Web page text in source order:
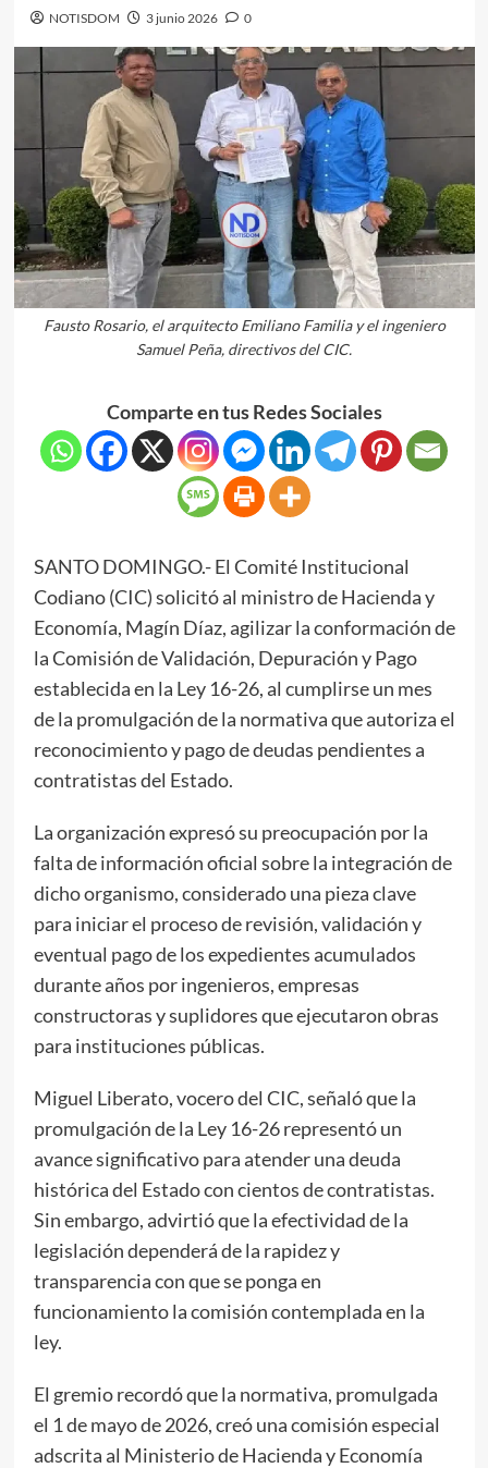
NOTISDOM 3 junio 2026 0
Fausto Rosario, el arquitecto Emiliano Familia y el ingeniero
Samuel Peña, directivos del CIC.
Comparte en tus Redes Sociales
SANTO DOMINGO.- El Comité Institucional
Codiano (CIC) solicitó al ministro de Hacienda y
Economía, Magín Díaz, agilizar la conformación de
la Comisión de Validación, Depuración y Pago
establecida en la Ley 16-26, al cumplirse un mes
de la promulgación de la normativa que autoriza el
reconocimiento y pago de deudas pendientes a
contratistas del Estado.
La organización expresó su preocupación por la
falta de información oficial sobre la integración de
dicho organismo, considerado una pieza clave
para iniciar el proceso de revisión, validación y
eventual pago de los expedientes acumulados
durante años por ingenieros, empresas
constructoras y suplidores que ejecutaron obras
para instituciones públicas.
Miguel Liberato, vocero del CIC, señaló que la
promulgación de la Ley 16-26 representó un
avance significativo para atender una deuda
histórica del Estado con cientos de contratistas.
Sin embargo, advirtió que la efectividad de la
legislación dependerá de la rapidez y
transparencia con que se ponga en
funcionamiento la comisión contemplada en la
ley.
El gremio recordó que la normativa, promulgada
el 1 de mayo de 2026, creó una comisión especial
adscrita al Ministerio de Hacienda y Economía